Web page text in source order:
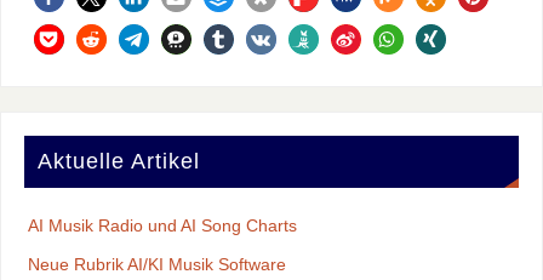
Aktuelle Artikel
AI Musik Radio und AI Song Charts
Neue Rubrik AI/KI Musik Software